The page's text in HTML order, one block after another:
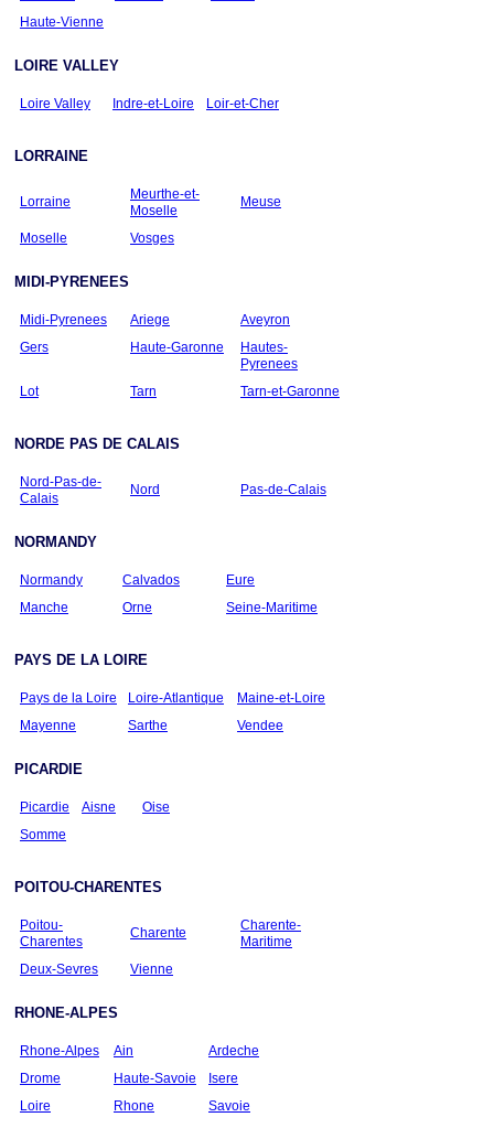
Haute-Vienne
LOIRE VALLEY
Loire Valley Indre-et-Loire Loir-et-Cher
LORRAINE
Lorraine
Meurthe-et-
Moselle
Meuse
Moselle Vosges
MIDI-PYRENEES
Midi-Pyrenees Ariege
Aveyron
Gers
Haute-Garonne
Hautes-
Pyrenees
Lot
Tarn Tarn-et-Garonne
NORDE PAS DE CALAIS
Nord-Pas-de-
Calais
Nord Pas-de-Calais
NORMANDY
Normandy Calvados
Eure
Manche
Orne Seine-Maritime
PAYS DE LA LOIRE
Pays de la Loire Loire-Atlantique
Maine-et-Loire
Mayenne
Sarthe Vendee
PICARDIE
Picardie Aisne
Oise
Somme
POITOU-CHARENTES
Poitou-
Charentes
Charente
Charente-
Maritime
Deux-Sevres
Vienne
RHONE-ALPES
Rhone-Alpes Ain
Ardeche
Drome
Haute-Savoie
Isere
Loire
Rhone Savoie